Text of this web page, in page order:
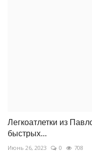
Легкоатлетки из
быстрых...
Июнь 26, 2023 0 708